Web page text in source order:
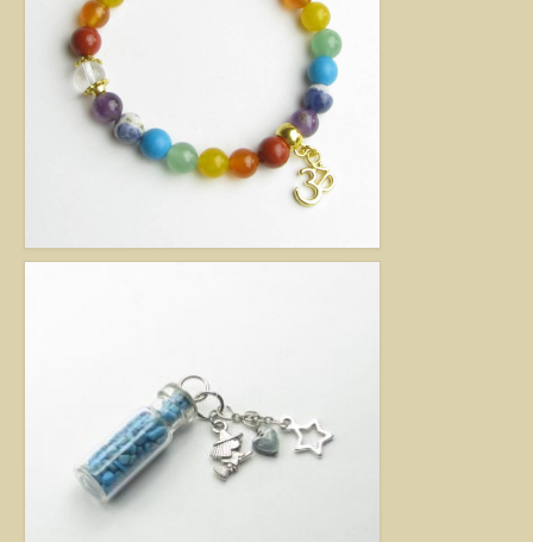
Csillagjegyes babalánc rendelésre
Jó tanácsok babalánchoz
Virág ékszer
A szobai növények, kaktuszok a lakás díszei, de sajnos nem vagy csak ritkán
virágoznak.Biztosan Ön is szép kaspóba vagy díszes tartóba teszi őket, de
ennél többet is tehet értük. A kézműves Virág ékszerekkel színesebbé és
egyedibbé varázsolhatja virágait. Ezeket a díszeket ásvány, féldrágakő,
garantáltan nincs két egyforma közöttük. Ha cserepes növényt ajándékoz